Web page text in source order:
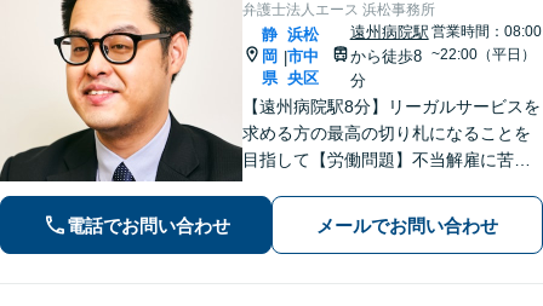
弁護士法人エース 浜松事務所
静
岡
県
|
浜松
市中
央区
遠州病院駅
から徒歩8
分
営業時間：08:00
~22:00（平日）
【遠州病院駅8分】リーガルサービスを
求める方の最高の切り札になることを
目指して【労働問題】不当解雇に苦し
を模索します【離婚問題】認知請求・
養育費の請求など、辛い状況を好転さ
電話でお問い合わせ メールでお問い合わせ